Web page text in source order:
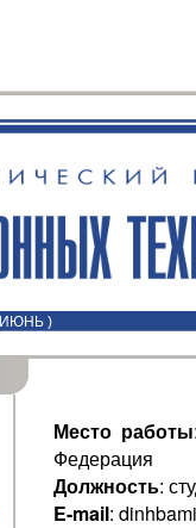
ИЮНЬ )
Место работы
Федерация
Должность:
E-mail: